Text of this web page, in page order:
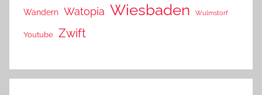
Wandern Watopia Wiesbaden Wulmstorf
Youtube Zwift